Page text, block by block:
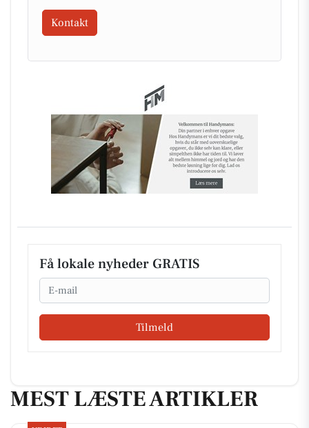
Kontakt
Få lokale nyheder GRATIS
Email
Tilmeld
MEST LÆSTE ARTIKLER